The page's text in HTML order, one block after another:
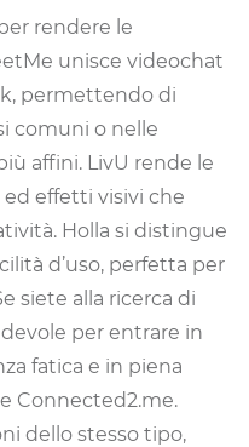
rendere le
unisce videochat
permettendo di
comuni o nelle
affini. LivU rende le
effetti visivi che
Holla si distingue
d’uso, perfetta per
siete alla ricerca di
per entrare in
fatica e in piena
Connected2.me.
dello stesso tipo,